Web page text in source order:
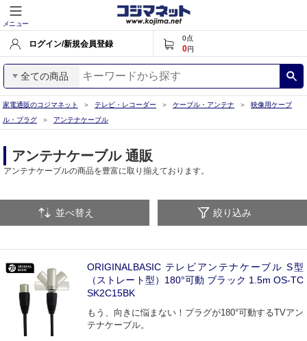
メニュー
ログイン/新規会員登録
0点
0円
全ての商品
家電通販のコジマネット テレビ・レコーダー ケーブル・アンテナ
映像用ケーブ
ル・プラグ
アンテナケーブル
アンテナケーブル 通販
アンテナケーブルの商品を豊富に取り揃えております。
並べ替え 絞り込み
ORIGINALBASIC テレビアンテナケーブル S型
（ストレート型）180°可動 ブラック 1.5m OS-TC
SK2C15BK
もう、向きに悩まない！プラグが180°可動するTVアン
テナケーブル。